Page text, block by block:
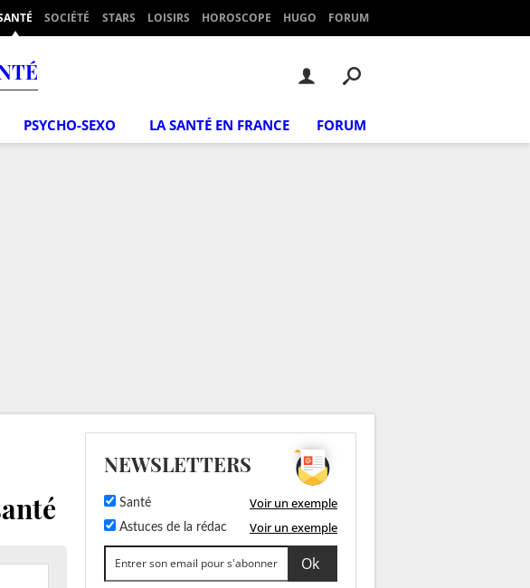
SOCIÉTÉ STARS LOISIRS HOROSCOPE HUGO FORUM
PSYCHO-SEXO LA SANTÉ EN FRANCE FORUM
NEWSLETTERS
Santé Voir un exemple
Astuces de la rédac Voir un exemple